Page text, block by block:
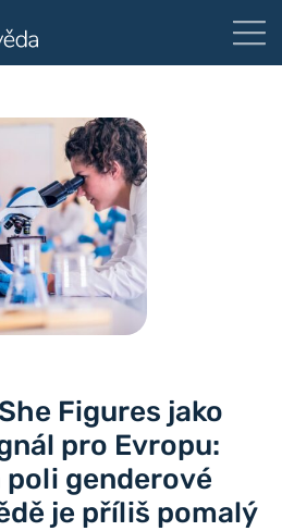
Figures jako
pro Evropu:
poli genderové
je příliš pomalý